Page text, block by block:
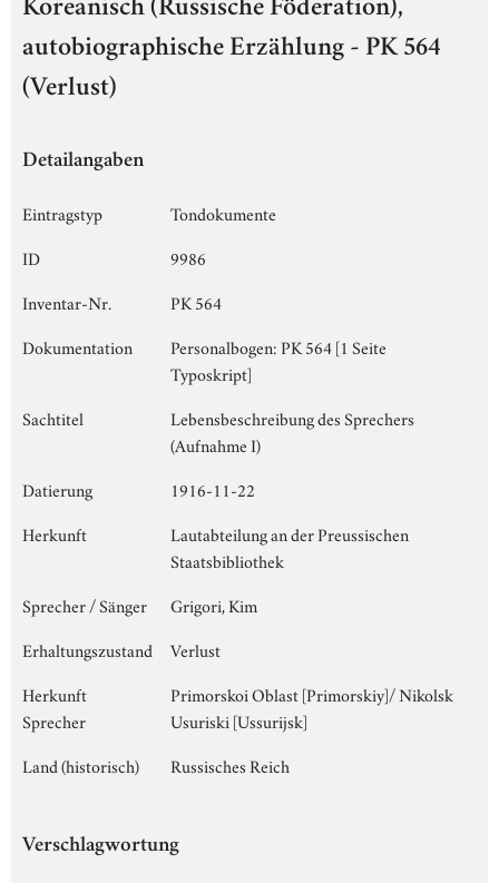
Koreanisch (Russische Föderation),
autobiographische Erzählung - PK 564
(Verlust)
Detailangaben
Eintragstyp
Tondokumente
ID
9986
Inventar-Nr.
PK 564
Dokumentation
Personalbogen: PK 564 [1 Seite
Typoskript]
Sachtitel
Lebensbeschreibung des Sprechers
(Aufnahme I)
Datierung
1916-11-22
Herkunft
Lautabteilung an der Preussischen
Staatsbibliothek
Sprecher / Sänger
Grigori, Kim
Erhaltungszustand
Verlust
Herkunft
Sprecher
Primorskoi Oblast [Primorskiy]/ Nikolsk
Usuriski [Ussurijsk]
Land (historisch)
Russisches Reich
Verschlagwortung